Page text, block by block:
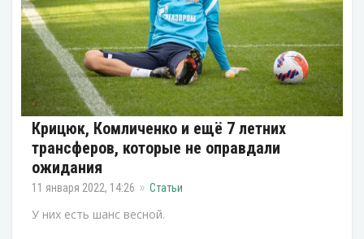
Крицюк, Комличенко и ещё 7 летних
трансферов, которые не оправдали
ожидания
11 января 2022, 14:26 Статьи
У них есть шанс весной.